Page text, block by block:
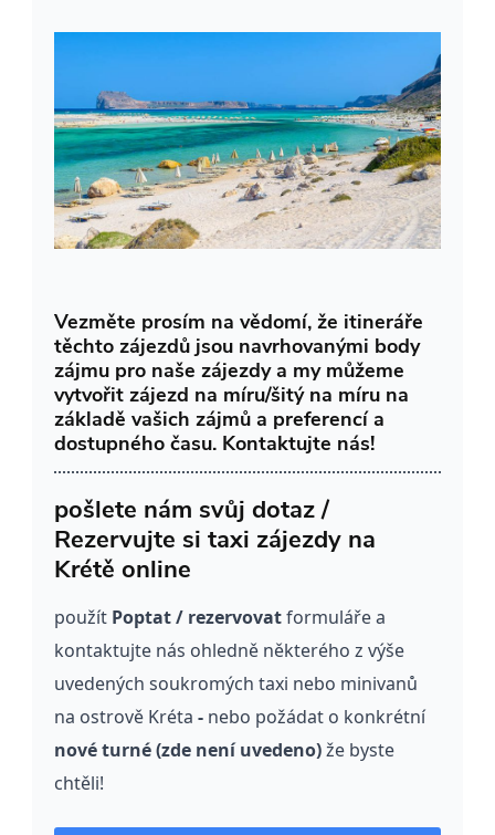
Vezměte prosím na vědomí, že itineráře
těchto zájezdů jsou navrhovanými body
zájmu pro naše zájezdy a my můžeme
vytvořit zájezd na míru/šitý na míru na
základě vašich zájmů a preferencí a
dostupného času. Kontaktujte nás!
pošlete nám svůj dotaz /
Rezervujte si taxi zájezdy na
Krétě online
použít Poptat / rezervovatformuláře a
kontaktujte nás ohledně některého z výše
uvedených soukromých taxi nebo minivanů
na ostrově Kréta - nebo požádat o konkrétní
nové turné (zde není uvedeno)že byste
chtěli!